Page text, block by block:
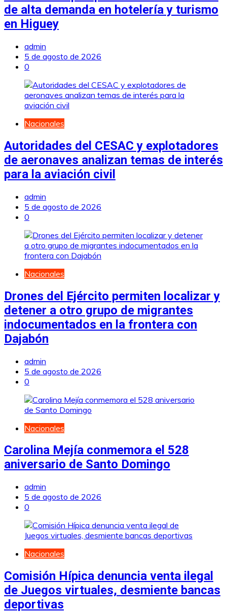
de alta demanda en hotelería y turismo
en Higuey
admin
5 de agosto de 2026
0
Nacionales
Autoridades del CESAC y explotadores
de aeronaves analizan temas de interés
para la aviación civil
admin
5 de agosto de 2026
0
Nacionales
Drones del Ejército permiten localizar y
detener a otro grupo de migrantes
indocumentados en la frontera con
Dajabón
admin
5 de agosto de 2026
0
Nacionales
Carolina Mejía conmemora el 528
aniversario de Santo Domingo
admin
5 de agosto de 2026
0
Nacionales
Comisión Hípica denuncia venta ilegal
de Juegos virtuales, desmiente bancas
deportivas